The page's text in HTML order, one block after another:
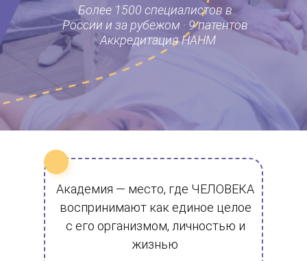
Более 1500 специалистов в
России и за рубежом · 9 патентов
· Аккредитация НАНМ
Академия — место, где ЧЕЛОВЕКА
воспринимают как единое целое
с его организмом, личностью и
жизнью